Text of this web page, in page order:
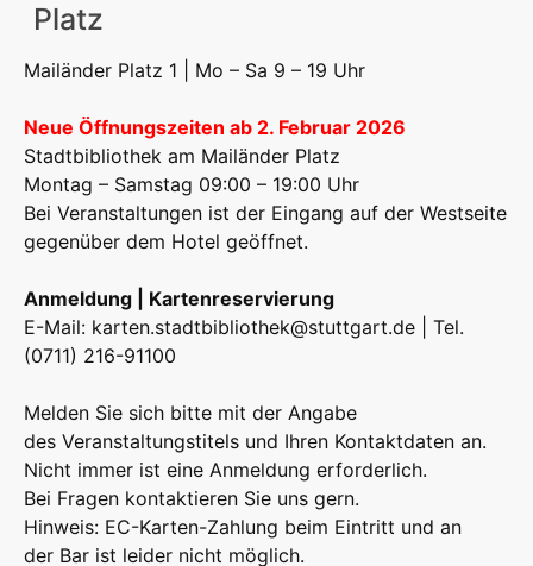
Platz
Mailänder Platz 1 | Mo – Sa 9 – 19 Uhr
Neue Öffnungszeiten ab 2. Februar 2026
Stadtbibliothek am Mailänder Platz
Montag – Samstag 09:00 – 19:00 Uhr
Bei Veranstaltungen ist der Eingang auf der Westseite
gegenüber dem Hotel geöffnet.
Anmeldung | Kartenreservierung
E-Mail: karten.stadtbibliothek@stuttgart.de | Tel.
(0711) 216-91100
Melden Sie sich bitte mit der Angabe
des Veranstaltungstitels und Ihren Kontaktdaten an.
Nicht immer ist eine Anmeldung erforderlich.
Bei Fragen kontaktieren Sie uns gern.
Hinweis: EC-Karten-Zahlung beim Eintritt und an
der Bar ist leider nicht möglich.